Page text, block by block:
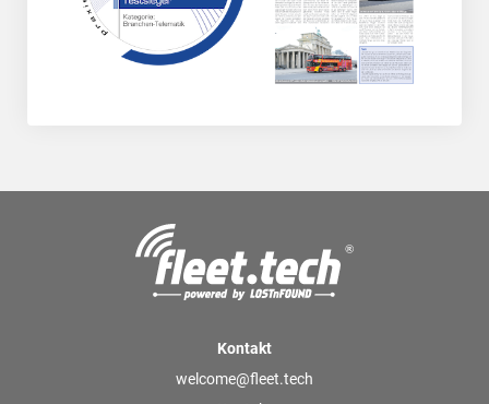
Kontakt
welcome@fleet.tech